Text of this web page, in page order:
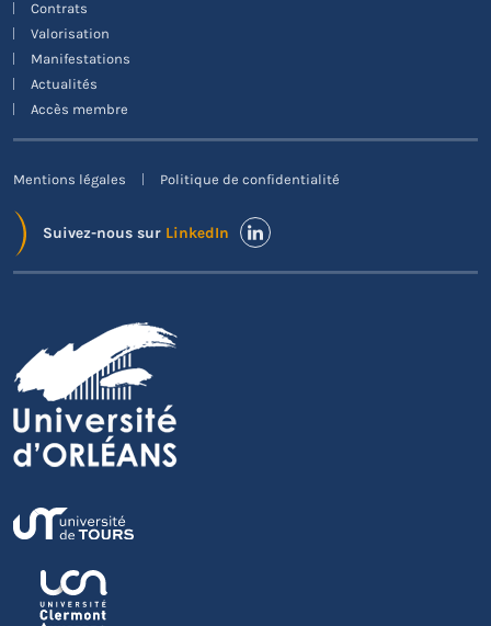
Contrats
Valorisation
Manifestations
Actualités
Accès membre
Mentions légales Politique de confidentialité
Suivez-nous sur LinkedIn